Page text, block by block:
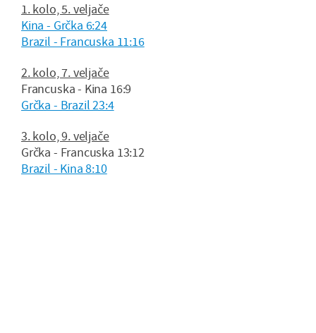
1. kolo, 5. veljače
Kina - Grčka 6:24
Brazil - Francuska 11:16
2. kolo, 7. veljače
Francuska - Kina 16:9
Grčka - Brazil 23:4
3. kolo, 9. veljače
Grčka - Francuska 13:12
Brazil - Kina 8:10